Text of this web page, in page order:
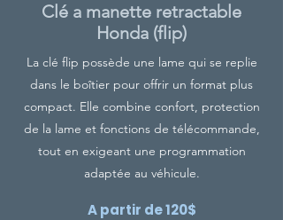
Clé a manette retractable
Honda (flip)
La clé flip possède une lame qui se replie
dans le boîtier pour offrir un format plus
compact. Elle combine confort, protection
de la lame et fonctions de télécommande,
tout en exigeant une programmation
adaptée au véhicule.
A partir de 120$